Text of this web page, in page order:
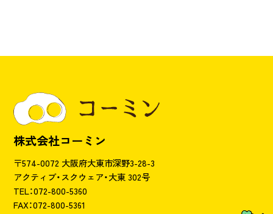
株式会社コーミン
〒574-0072 大阪府大東市深野3-28-3
アクティブ・スクウェア・大東 302号
TEL：072-800-5360
FAX：072-800-5361